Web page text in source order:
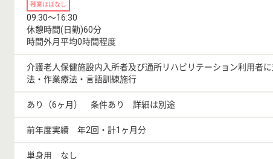
残業ほぼなし
09:30〜16:30
休憩時間(日勤)60分
時間外月平均0時間程度
介護老人保健施設内入所者及び通所リハビリテーション利用者
法・作業療法・言語訓練施行
あり（6ヶ月） 条件あり 詳細は別途
前年度実績 年2回・計1ヶ月分
単身用 なし